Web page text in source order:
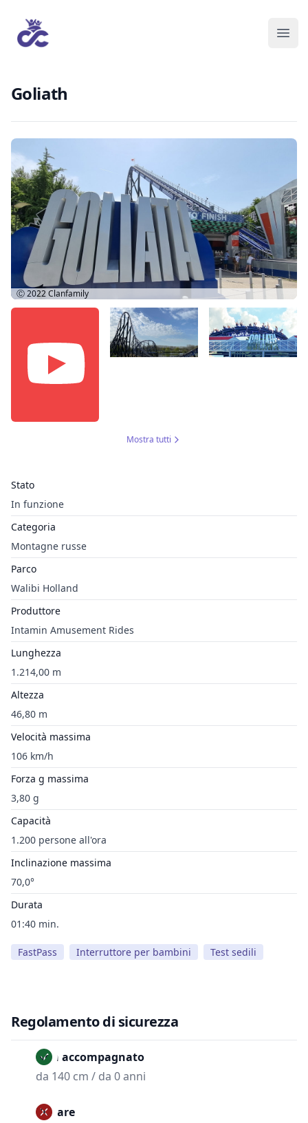
Goliath
Stato
In funzione
Categoria
Montagne russe
Parco
Walibi Holland
Produttore
Intamin Amusement Rides
Lunghezza
1.214,00 m
Altezza
46,80 m
Velocità massima
106 km/h
Forza g massima
3,80 g
Capacità
1.200 persone all'ora
Inclinazione massima
70,0°
Durata
01:40 min.
FastPass Interruttore per bambini Test sedili
Ⓒ 2022Clanfamily
Mostra tutti
Regolamento di sicurezza
Non accompagnato
da 140 cm / da 0 anni
Vietare